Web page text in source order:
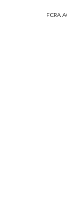
FCRA